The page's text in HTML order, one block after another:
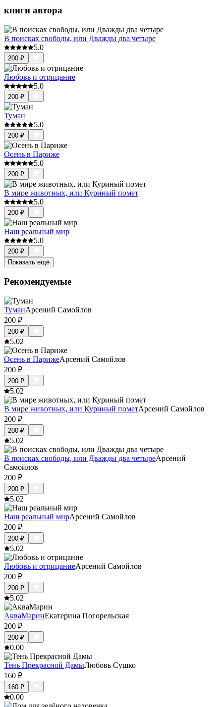
книги автора
В поисках свободы, или Дважды два четыре
5.0
200 ₽
Любовь и отрицание
5.0
200 ₽
Туман
5.0
200 ₽
Осень в Париже
5.0
200 ₽
В мире животных, или Куриный помет
5.0
200 ₽
Наш реальный мир
5.0
200 ₽
Показать ещё
Рекомендуемые
ТуманАрсений Самойлов
200 ₽
200 ₽
5.02
Осень в ПарижеАрсений Самойлов
200 ₽
200 ₽
5.02
В мире животных, или Куриный пометАрсений Самойлов
200 ₽
200 ₽
5.02
В поисках свободы, или Дважды два четыреАрсений
Самойлов
200 ₽
200 ₽
5.02
Наш реальный мирАрсений Самойлов
200 ₽
200 ₽
5.02
Любовь и отрицаниеАрсений Самойлов
200 ₽
200 ₽
5.02
АкваМаринЕкатерина Погорельская
200 ₽
200 ₽
0.00
Тень Прекрасной ДамыЛюбовь Сушко
160 ₽
160 ₽
0.00